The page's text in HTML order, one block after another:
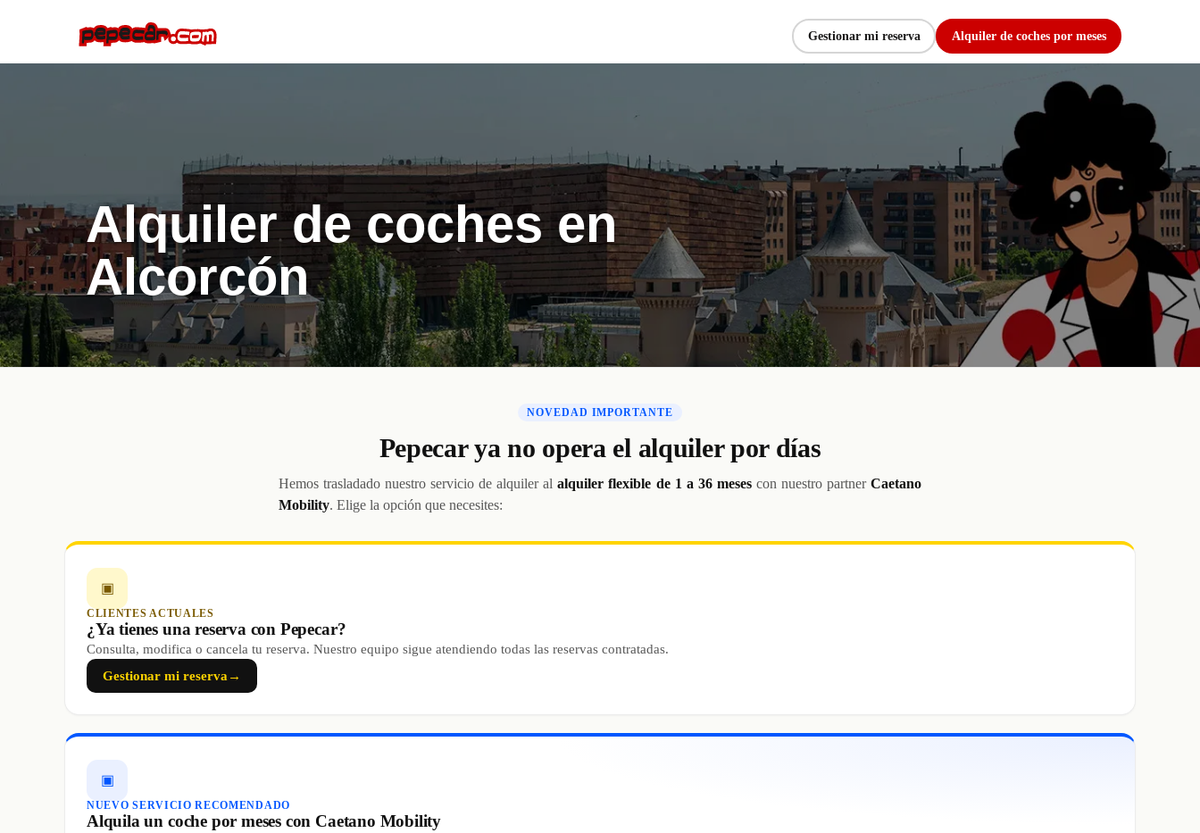
Gestionar mi reserva Alquiler de coches por meses
Alquiler de coches en
Alcorcón
NOVEDAD IMPORTANTE
Pepecar ya no opera el alquiler por días
Hemos trasladado nuestro servicio de alquiler alalquiler flexible de 1 a 36 mesescon nuestro partnerCaetano
Mobility. Elige la opción que necesites:
▣
CLIENTES ACTUALES
¿Ya tienes una reserva con Pepecar?
Consulta, modifica o cancela tu reserva. Nuestro equipo sigue atendiendo todas las reservas contratadas.
Gestionar mi reserva →
▣
NUEVO SERVICIO RECOMENDADO
Alquila un coche por meses con Caetano Mobility